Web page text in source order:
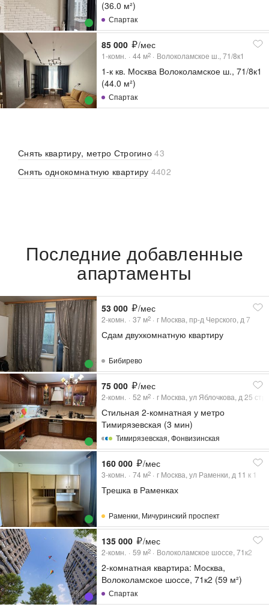
(36.0 м²)
Спартак
85 000 /мес
1-комн. 44 м2 Волоколамское ш., 71/8к1
1-к кв. Москва Волоколамское ш., 71/8к1
(44.0 м²)
Спартак
Снять квартиру, метро Строгино 43
Снять однокомнатную квартиру 4402
Последние добавленные
апартаменты
53 000 /мес
2-комн. 37 м2 г Москва, пр-д Черского, д 7
Сдам двухкомнатную квартиру
Бибирево
75 000 /мес
2-комн. 52 м2 г Москва, ул Яблочкова, д 25 стр
Стильная 2-комнатная у метро
Тимирязевская (3 мин)
Тимирязевская,Фонвизинская
160 000 /мес
3-комн. 74 м2 г Москва, ул Раменки, д 11 к 1
Трешка в Раменках
Раменки, Мичуринский проспект
135 000 /мес
2-комн. 59 м2 Волоколамское шоссе, 71к2
2-комнатная квартира: Москва,
Волоколамское шоссе, 71к2 (59 м²)
Спартак